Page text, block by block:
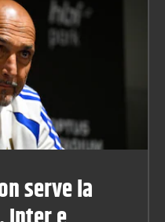
serve la